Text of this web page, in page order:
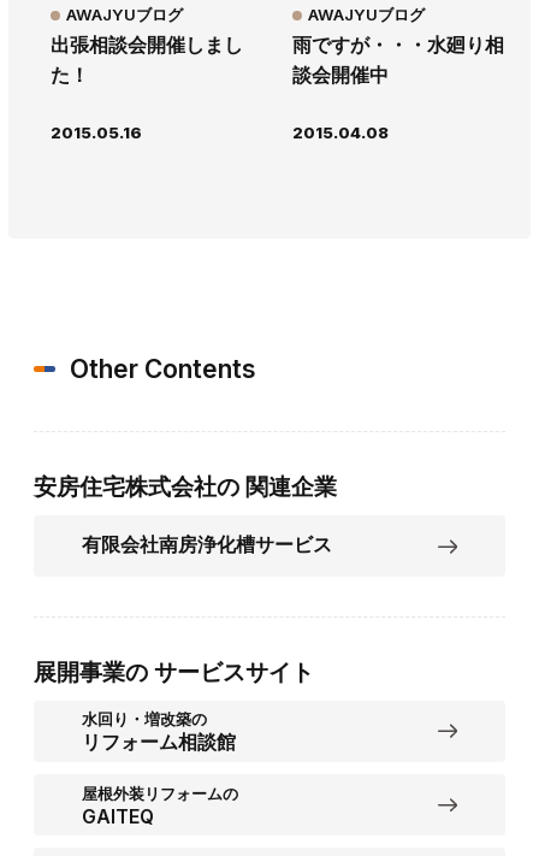
出張相談会開催しまし
た！
AWAJYUブログ
2015.05.16
雨ですが・・・水廻り相
談会開催中
AWAJYUブログ
2015.04.08
Other Contents
安房住宅株式会社の 関連企業
有限会社南房浄化槽サービス
展開事業の サービスサイト
水回り・増改築の
リフォーム相談館
屋根外装リフォームの
GAITEQ